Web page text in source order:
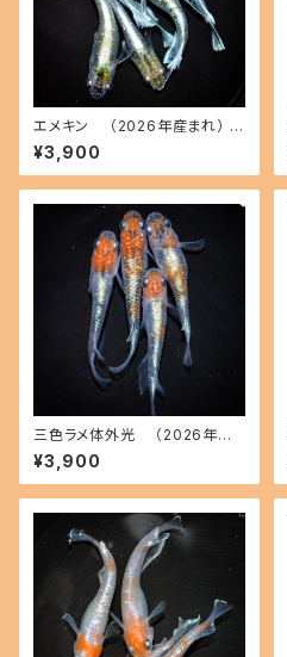
エメキン （2026年産まれ） オ
ス3 メス3(現物出品) ikahoff
C-0707-51200-a
¥3,900
三色ラメ体外光 （2026年産
まれ） オス2 メス2(現物出品) ik
ahoff D-0630-51108-a
¥3,900